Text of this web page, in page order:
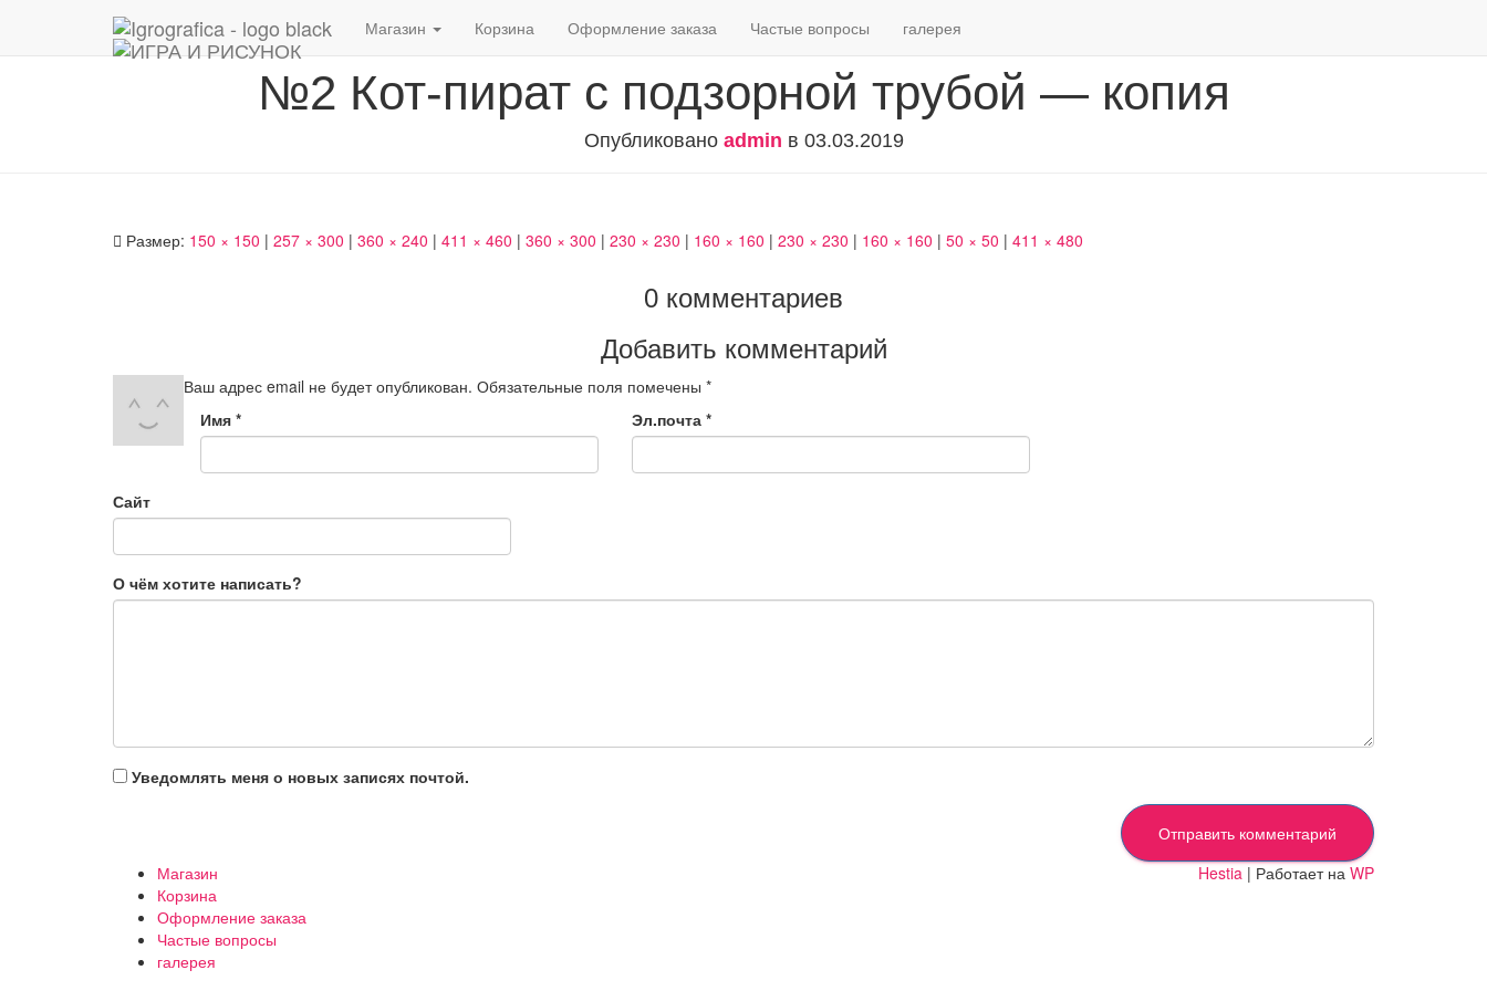
Магазин Корзина Оформление заказа Частые вопросы галерея
№2 Кот-пират с подзорной трубой — копия
Опубликовано admin в 03.03.2019
Размер: 150 × 150 | 257 × 300 | 360 × 240 | 411 × 460 | 360 × 300 | 230 × 230 | 160 × 160 | 230 × 230 | 160 × 160 | 50 × 50 | 411 × 480
0 комментариев
Добавить комментарий
Ваш адрес email не будет опубликован. Обязательные поля помечены *
Имя * Эл.почта *
Сайт
О чём хотите написать?
Уведомлять меня о новых записях почтой.
Магазин
Корзина
Оформление заказа
Частые вопросы
галерея
Hestia | Работает на WP